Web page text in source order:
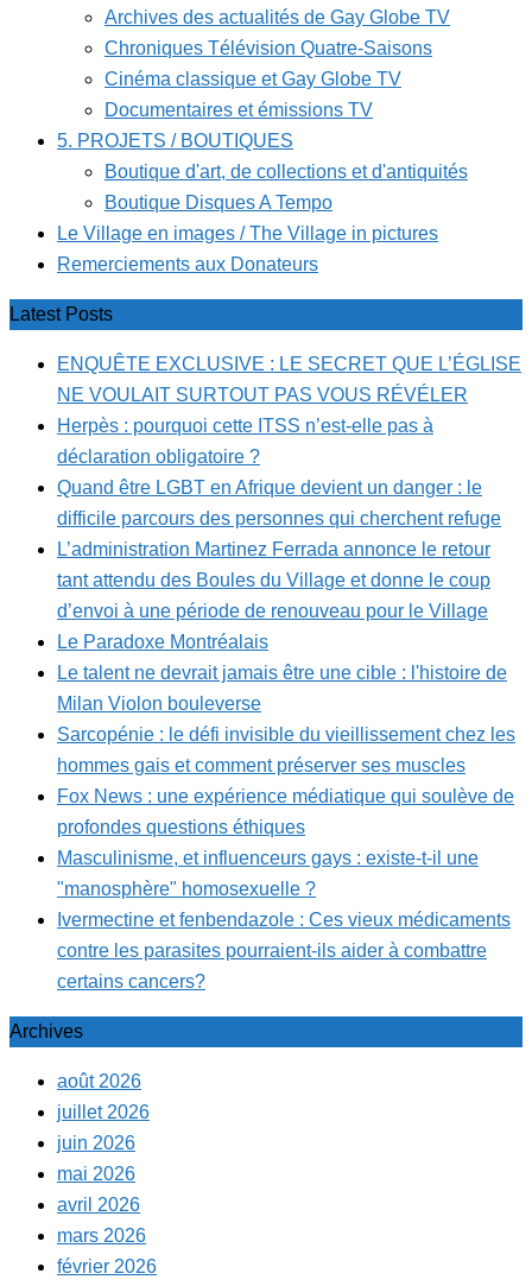
Archives des actualités de Gay Globe TV
Chroniques Télévision Quatre-Saisons
Cinéma classique et Gay Globe TV
Documentaires et émissions TV
5. PROJETS / BOUTIQUES
Boutique d'art, de collections et d'antiquités
Boutique Disques A Tempo
Le Village en images / The Village in pictures
Remerciements aux Donateurs
Latest Posts
ENQUÊTE EXCLUSIVE : LE SECRET QUE L’ÉGLISE
NE VOULAIT SURTOUT PAS VOUS RÉVÉLER
Herpès : pourquoi cette ITSS n’est-elle pas à
déclaration obligatoire ?
Quand être LGBT en Afrique devient un danger : le
difficile parcours des personnes qui cherchent refuge
L’administration Martinez Ferrada annonce le retour
tant attendu des Boules du Village et donne le coup
d’envoi à une période de renouveau pour le Village
Le Paradoxe Montréalais
Le talent ne devrait jamais être une cible : l'histoire de
Milan Violon bouleverse
Sarcopénie : le défi invisible du vieillissement chez les
hommes gais et comment préserver ses muscles
Fox News : une expérience médiatique qui soulève de
profondes questions éthiques
Masculinisme, et influenceurs gays : existe-t-il une
"manosphère" homosexuelle ?
Ivermectine et fenbendazole : Ces vieux médicaments
contre les parasites pourraient-ils aider à combattre
certains cancers?
Archives
août 2026
juillet 2026
juin 2026
mai 2026
avril 2026
mars 2026
février 2026